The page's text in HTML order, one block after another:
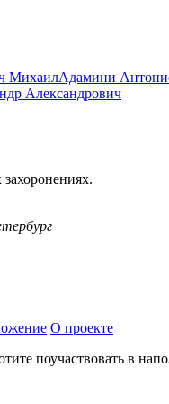
МихаилАдамини
Александрович
О проекте
поучаствовать в